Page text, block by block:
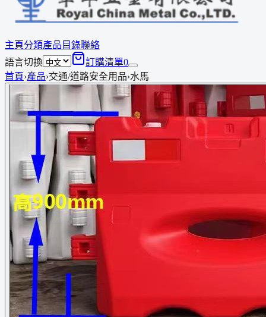
主頁分類產品 目錄聯絡
語言切換
訂購清單0
首頁›產品›交通/道路安全用品›水馬